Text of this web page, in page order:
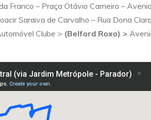
Franco – Praça Otávio Carneiro –
Saraiva de Carvalho – Rua Dona
Clube > (Belford Roxo) >